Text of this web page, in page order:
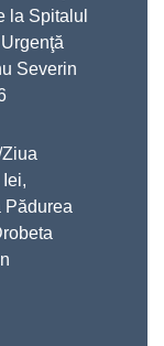
la Spitalul
Severin
Pădurea